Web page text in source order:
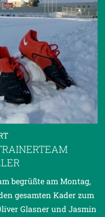
begrüßte am Montag,
gesamten Kader zum
Glasner und Jasmin